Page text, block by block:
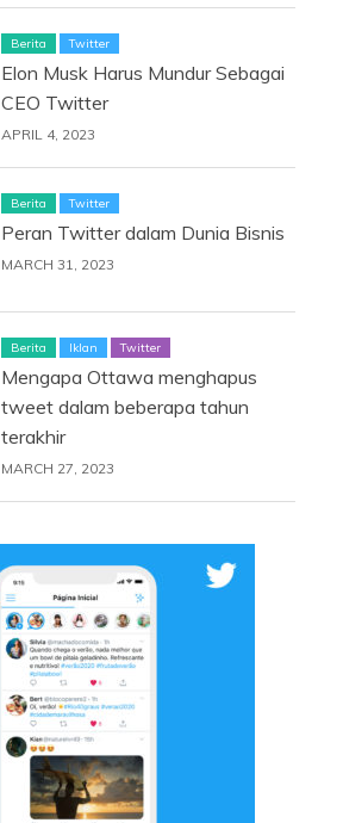
Berita Twitter
Elon Musk Harus Mundur Sebagai
CEO Twitter
APRIL 4, 2023
Berita Twitter
Peran Twitter dalam Dunia Bisnis
MARCH 31, 2023
Berita Iklan Twitter
Mengapa Ottawa menghapus
tweet dalam beberapa tahun
terakhir
MARCH 27, 2023